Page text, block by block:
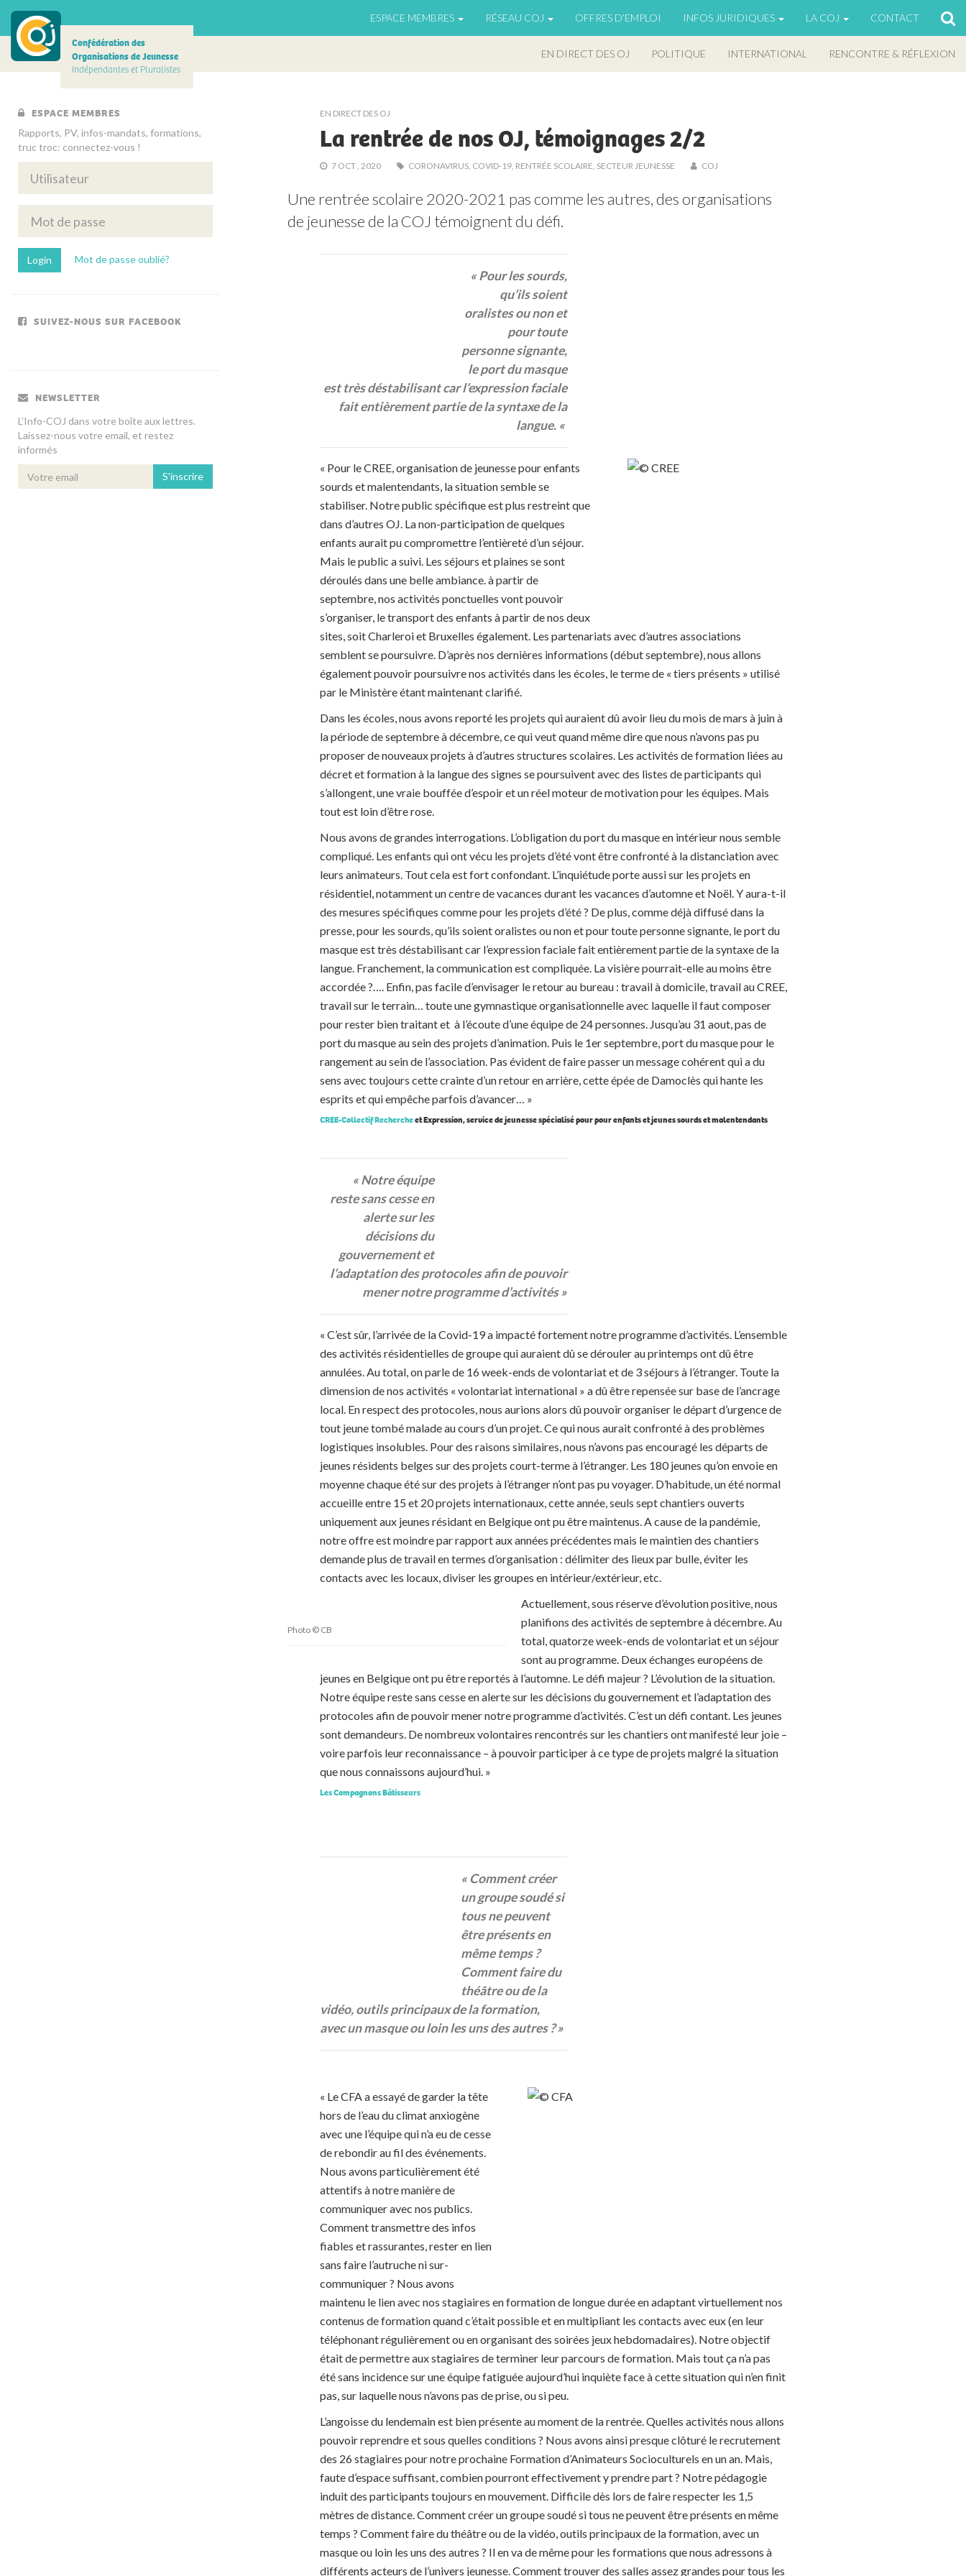
ESPACE MEMBRES RÉSEAU COJ OFFRES D’EMPLOI INFOS JURIDIQUES LA COJ CONTACT
Confédération des
Organisations de Jeunesse
Indépendantes et Pluralistes
EN DIRECT DES OJ POLITIQUE INTERNATIONAL RENCONTRE & RÉFLEXION
EN DIRECT DES OJ
La rentrée de nos OJ, témoignages 2/2
7 OCT , 2020 CORONAVIRUS COVID-19 RENTRÉE SCOLAIRE SECTEUR JEUNESSE COJ
Une rentrée scolaire 2020-2021 pas comme les autres, des organisations
de jeunesse de la COJ témoignent du défi.
« Pour les sourds,
qu’ils soient
oralistes ou non et
pour toute
personne signante,
le port du masque
est très déstabilisant car l’expression faciale
fait entièrement partie de la syntaxe de la
langue. «
« Pour le CREE, organisation de jeunesse pour enfants
sourds et malentendants, la situation semble se
stabiliser. Notre public spécifique est plus restreint que
dans d’autres OJ. La non-participation de quelques
enfants aurait pu compromettre l’entièreté d’un séjour.
Mais le public a suivi. Les séjours et plaines se sont
déroulés dans une belle ambiance. à partir de
septembre, nos activités ponctuelles vont pouvoir
s’organiser, le transport des enfants à partir de nos deux
sites, soit Charleroi et Bruxelles également. Les partenariats avec d’autres associations
semblent se poursuivre. D’après nos dernières informations (début septembre), nous allons
également pouvoir poursuivre nos activités dans les écoles, le terme de « tiers présents » utilisé
par le Ministère étant maintenant clarifié.
Dans les écoles, nous avons reporté les projets qui auraient dû avoir lieu du mois de mars à juin à
la période de septembre à décembre, ce qui veut quand même dire que nous n’avons pas pu
proposer de nouveaux projets à d’autres structures scolaires. Les activités de formation liées au
décret et formation à la langue des signes se poursuivent avec des listes de participants qui
s’allongent, une vraie bouffée d’espoir et un réel moteur de motivation pour les équipes. Mais
tout est loin d’être rose.
Nous avons de grandes interrogations. L’obligation du port du masque en intérieur nous semble
compliqué. Les enfants qui ont vécu les projets d’été vont être confronté à la distanciation avec
leurs animateurs. Tout cela est fort confondant. L’inquiétude porte aussi sur les projets en
résidentiel, notamment un centre de vacances durant les vacances d’automne et Noël. Y aura-t-il
des mesures spécifiques comme pour les projets d’été ? De plus, comme déjà diffusé dans la
presse, pour les sourds, qu’ils soient oralistes ou non et pour toute personne signante, le port du
masque est très déstabilisant car l’expression faciale fait entièrement partie de la syntaxe de la
langue. Franchement, la communication est compliquée. La visière pourrait-elle au moins être
accordée ?…. Enfin, pas facile d’envisager le retour au bureau : travail à domicile, travail au CREE,
travail sur le terrain… toute une gymnastique organisationnelle avec laquelle il faut composer
pour rester bien traitant et à l’écoute d’une équipe de 24 personnes. Jusqu’au 31 aout, pas de
port du masque au sein des projets d’animation. Puis le 1er septembre, port du masque pour le
rangement au sein de l’association. Pas évident de faire passer un message cohérent qui a du
sens avec toujours cette crainte d’un retour en arrière, cette épée de Damoclès qui hante les
esprits et qui empêche parfois d’avancer… »
CREE-CollectifRechercheet Expression, service de jeunesse spécialisé pour pour enfants et jeunes sourds et malentendants
« Notre équipe
reste sans cesse en
alerte sur les
décisions du
gouvernement et
l’adaptation des protocoles afin de pouvoir
mener notre programme d’activités »
« C’est sûr, l’arrivée de la Covid-19 a impacté fortement notre programme d’activités. L’ensemble
des activités résidentielles de groupe qui auraient dû se dérouler au printemps ont dû être
annulées. Au total, on parle de 16 week-ends de volontariat et de 3 séjours à l’étranger. Toute la
dimension de nos activités « volontariat international » a dû être repensée sur base de l’ancrage
local. En respect des protocoles, nous aurions alors dû pouvoir organiser le départ d’urgence de
tout jeune tombé malade au cours d’un projet. Ce qui nous aurait confronté à des problèmes
logistiques insolubles. Pour des raisons similaires, nous n’avons pas encouragé les départs de
jeunes résidents belges sur des projets court-terme à l’étranger. Les 180 jeunes qu’on envoie en
moyenne chaque été sur des projets à l’étranger n’ont pas pu voyager. D’habitude, un été normal
accueille entre 15 et 20 projets internationaux, cette année, seuls sept chantiers ouverts
uniquement aux jeunes résidant en Belgique ont pu être maintenus. A cause de la pandémie,
notre offre est moindre par rapport aux années précédentes mais le maintien des chantiers
demande plus de travail en termes d’organisation : délimiter des lieux par bulle, éviter les
contacts avec les locaux, diviser les groupes en intérieur/extérieur, etc.
Photo © CB
Actuellement, sous réserve d’évolution positive, nous
planifions des activités de septembre à décembre. Au
total, quatorze week-ends de volontariat et un séjour
sont au programme. Deux échanges européens de
jeunes en Belgique ont pu être reportés à l’automne. Le défi majeur ? L’évolution de la situation.
Notre équipe reste sans cesse en alerte sur les décisions du gouvernement et l’adaptation des
protocoles afin de pouvoir mener notre programme d’activités. C’est un défi contant. Les jeunes
sont demandeurs. De nombreux volontaires rencontrés sur les chantiers ont manifesté leur joie –
voire parfois leur reconnaissance – à pouvoir participer à ce type de projets malgré la situation
que nous connaissons aujourd’hui. »
Les Compagnons Bâtisseurs
« Comment créer
un groupe soudé si
tous ne peuvent
être présents en
même temps ?
Comment faire du
théâtre ou de la
vidéo, outils principaux de la formation,
avec un masque ou loin les uns des autres ? »
« Le CFA a essayé de garder la tête
hors de l’eau du climat anxiogène
avec une l’équipe qui n’a eu de cesse
de rebondir au fil des événements.
Nous avons particulièrement été
attentifs à notre manière de
communiquer avec nos publics.
Comment transmettre des infos
fiables et rassurantes, rester en lien
sans faire l’autruche ni sur-
communiquer ? Nous avons
maintenu le lien avec nos stagiaires en formation de longue durée en adaptant virtuellement nos
contenus de formation quand c’était possible et en multipliant les contacts avec eux (en leur
téléphonant régulièrement ou en organisant des soirées jeux hebdomadaires). Notre objectif
était de permettre aux stagiaires de terminer leur parcours de formation. Mais tout ça n’a pas
été sans incidence sur une équipe fatiguée aujourd’hui inquiète face à cette situation qui n’en finit
pas, sur laquelle nous n’avons pas de prise, ou si peu.
L’angoisse du lendemain est bien présente au moment de la rentrée. Quelles activités nous allons
pouvoir reprendre et sous quelles conditions ? Nous avons ainsi presque clôturé le recrutement
des 26 stagiaires pour notre prochaine Formation d’Animateurs Socioculturels en un an. Mais,
faute d’espace suffisant, combien pourront effectivement y prendre part ? Notre pédagogie
induit des participants toujours en mouvement. Difficile dès lors de faire respecter les 1,5
mètres de distance. Comment créer un groupe soudé si tous ne peuvent être présents en même
temps ? Comment faire du théâtre ou de la vidéo, outils principaux de la formation, avec un
masque ou loin les uns des autres ? Il en va de même pour les formations que nous adressons à
différents acteurs de l’univers jeunesse. Comment trouver des salles assez grandes pour tous les
ESPACE MEMBRES
Rapports, PV, infos-mandats, formations,
truc troc: connectez-vous !
Mot de passe oublié?
SUIVEZ-NOUS SUR FACEBOOK
NEWSLETTER
L’Info-COJ dans votre boîte aux lettres.
Laissez-nous votre email, et restez
informés
S'inscrire